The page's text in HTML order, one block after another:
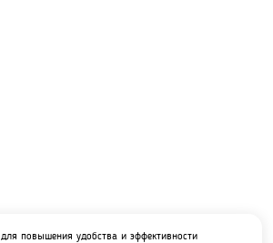
для повышения удобства и эффективности